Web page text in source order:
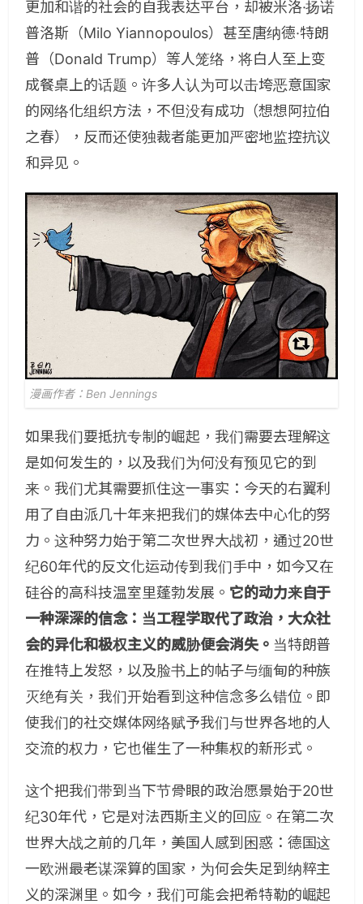
更加和谐的社会的自我表达平台，却被米洛·扬诺
普洛斯（Milo Yiannopoulos）甚至唐纳德·特朗
普（Donald Trump）等人笼络，将白人至上变
成餐桌上的话题。许多人认为可以击垮恶意国家
的网络化组织方法，不但没有成功（想想阿拉伯
之春），反而还使独裁者能更加严密地监控抗议
和异见。
漫画作者：Ben Jennings
如果我们要抵抗专制的崛起，我们需要去理解这
是如何发生的，以及我们为何没有预见它的到
来。我们尤其需要抓住这一事实：今天的右翼利
用了自由派几十年来把我们的媒体去中心化的努
力。这种努力始于第二次世界大战初，通过20世
纪60年代的反文化运动传到我们手中，如今又在
硅谷的高科技温室里蓬勃发展。 它的动力来自于
一种深深的信念：当工程学取代了政治，大众社
会的异化和极权主义的威胁便会消失。 当特朗普
在推特上发怒，以及脸书上的帖子与缅甸的种族
灭绝有关，我们开始看到这种信念多么错位。即
使我们的社交媒体网络赋予我们与世界各地的人
交流的权力，它也催生了一种集权的新形式。
这个把我们带到当下节骨眼的政治愿景始于20世
纪30年代，它是对法西斯主义的回应。在第二次
世界大战之前的几年，美国人感到困惑：德国这
一欧洲最老谋深算的国家，为何会失足到纳粹主
义的深渊里。如今，我们可能会把希特勒的崛起